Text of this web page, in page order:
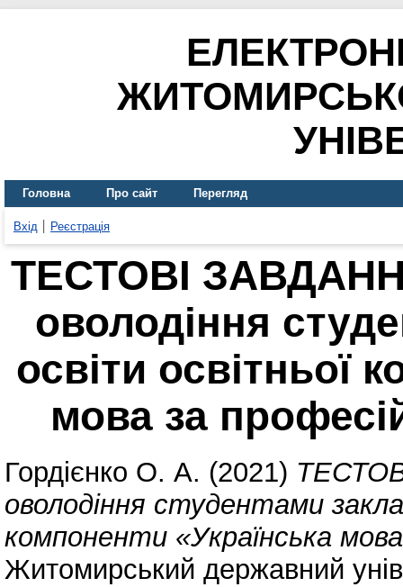
Головна Про сайт Перегляд
Вхід Реєстрація
ТЕСТОВІ
оволодіння
освіти освітньої
мова за
Гордієнко О. А. (2021)
оволодіння студентами
компоненти «Українська
Житомирський державний